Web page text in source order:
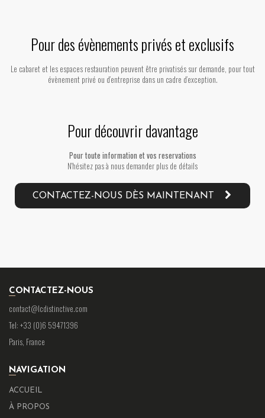
Pour des évènements privés et exclusifs
Le cabaret et les espaces restauration peuvent être privatisés sur demande, pour tout
évènement privé ou d’entreprise dans un cadre d’exception.
Pour découvrir davantage
Pour toute information et vos reservations
N'hésitez pas à nous demander plus de détails
CONTACTEZ-NOUS DÈS MAINTENANT
CONTACTEZ-NOUS
contact@lcdistinctive.com
Tel: +33 (0)6 59471396
Paris, France
NAVIGATION
ACCUEIL
À PROPOS